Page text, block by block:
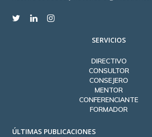
SERVICIOS
DIRECTIVO
CONSULTOR
CONSEJERO
MENTOR
CONFERENCIANTE
FORMADOR
ÚLTIMAS PUBLICACIONES